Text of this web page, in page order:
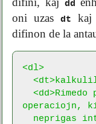
dd
oni uzasdt
difinon de la
<dl>
operaciojn,